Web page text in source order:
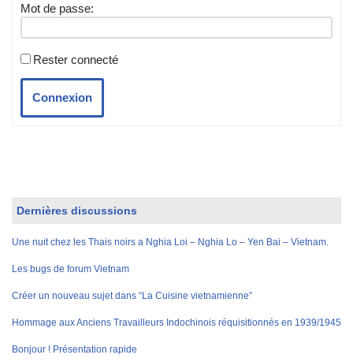
Mot de passe:
Rester connecté
Connexion
Dernières discussions
Une nuit chez les Thais noirs a Nghia Loi – Nghia Lo – Yen Bai – Vietnam.
Les bugs de forum Vietnam
Créer un nouveau sujet dans “La Cuisine vietnamienne”
Hommage aux Anciens Travailleurs Indochinois réquisitionnés en 1939/1945
Bonjour ! Présentation rapide